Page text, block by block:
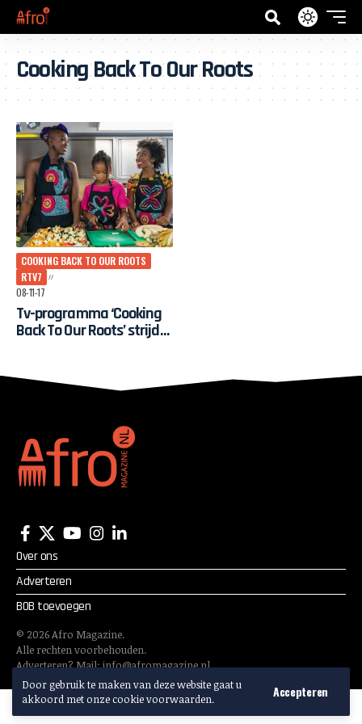
Door gebruik te maken van deze website gaat u
akkoord met onze cookie voorwaarden.
Accepteren
Cooking Back To Our Roots
COOKING BACK TO OUR ROOTS
RTV7
08-11-17
Tv-programma ‘Cooking
Back To Our Roots’ strijdt
Over ons
Adverteren
BOB toevoegen
© 2026Afro Magazine.
Alle rechten voorbehouden.
Adverteren? Mail:info@afromagazine.nl